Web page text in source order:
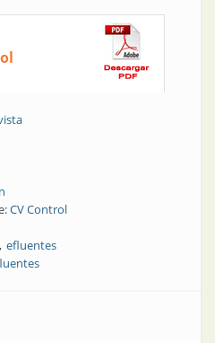
CV Control
efluentes
analítica | Monitoreo integral